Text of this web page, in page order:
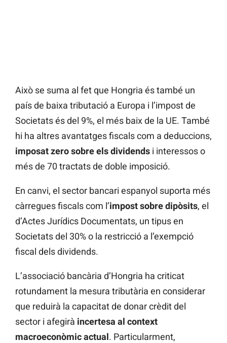
Això se suma al fet que Hongria és també un
país de baixa tributació a Europa i l’impost de
Societats és del 9%, el més baix de la UE. També
hi ha altres avantatges fiscals com a deduccions,
imposat zero sobre els dividends i interessos o
més de 70 tractats de doble imposició.
En canvi, el sector bancari espanyol suporta més
càrregues fiscals com l’impost sobre dipòsits, el
d’Actes Jurídics Documentats, un tipus en
Societats del 30% o la restricció a l’exempció
fiscal dels dividends.
L’associació bancària d’Hongria ha criticat
rotundament la mesura tributària en considerar
que reduirà la capacitat de donar crèdit del
sector i afegirà incertesa al context
macroeconòmic actual. Particularment,